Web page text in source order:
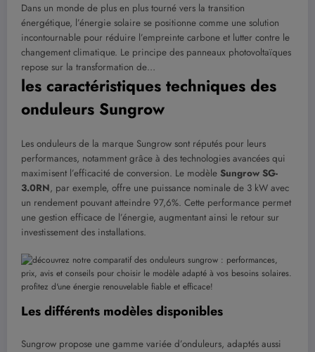
Dans un monde de plus en plus tourné vers la transition
énergétique, l’énergie solaire se positionne comme une solution
incontournable pour réduire l’empreinte carbone et lutter contre le
changement climatique. Le principe des panneaux photovoltaïques
repose sur la transformation de…
les caractéristiques techniques des
onduleurs Sungrow
Les onduleurs de la marque Sungrow sont réputés pour leurs
performances, notamment grâce à des technologies avancées qui
maximisent l’efficacité de conversion. Le modèle Sungrow SG-
3.0RN, par exemple, offre une puissance nominale de 3 kW avec
un rendement pouvant atteindre 97,6%. Cette performance permet
une gestion efficace de l’énergie, augmentant ainsi le retour sur
investissement des installations.
Les différents modèles disponibles
Sungrow propose une gamme variée d’onduleurs, adaptés aussi